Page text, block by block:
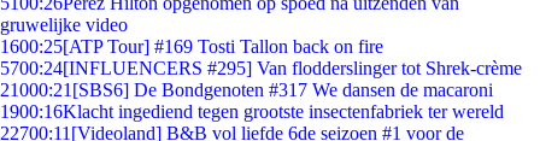
gruwelijke video
1600:25[ATP Tour] #169 Tosti Tallon back on fire
5700:24[INFLUENCERS #295] Van flodderslinger tot Shrek-crème
21000:21 [SBS6] De Bondgenoten #317 We dansen de macaroni
1900:16Klacht ingediend tegen grootste insectenfabriek ter wereld
22700:11 [Videoland] B&B vol liefde 6de seizoen #1 voor de